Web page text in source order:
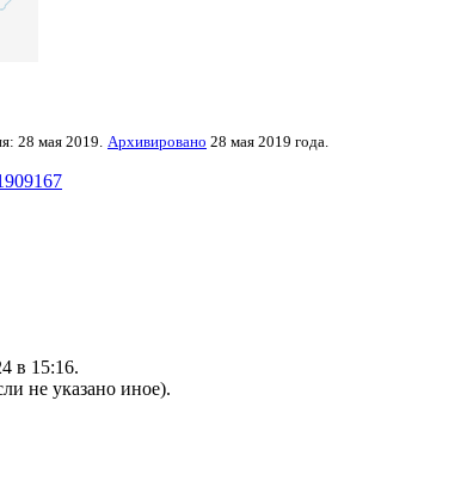
28 мая 2019. Архивировано 28 мая 2019 года.
в 15:16.
не указано иное).